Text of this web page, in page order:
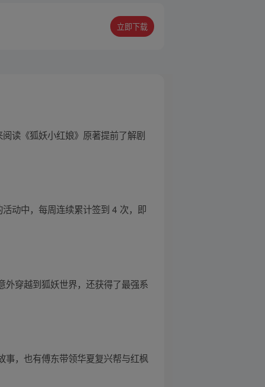
立即下载
读《狐妖小红娘》原著提前了解剧
动中，每周连续累计签到 4 次，即
外穿越到狐妖世界，还获得了最强系
事，也有傅东带领华夏复兴帮与红枫